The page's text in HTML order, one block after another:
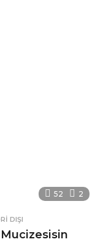
52 2
DIŞI
Mucizesisin